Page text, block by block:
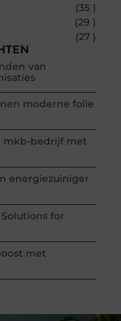
(35 )
(29 )
(27 )
van
moderne folie
mkb-bedrijf met
energiezuiniger
for
met